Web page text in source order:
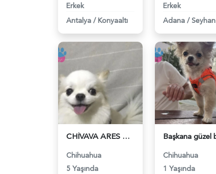
Erkek
Antalya / Konyaaltı
Erkek
Adana / Seyhan
CHİVAVA ARES OĞLUMA DIŞI ARIYORUM - 118983553
Chihuahua
5 Yaşında
Chihuahua
1 Yaşında